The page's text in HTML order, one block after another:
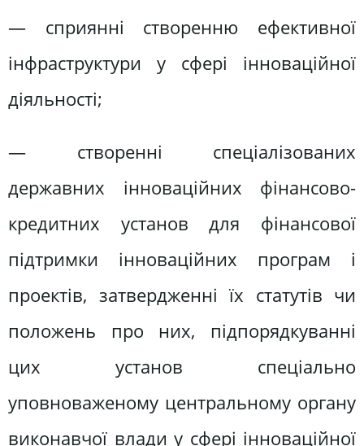
— сприянні створенню ефективної
інфраструктури у сфері інноваційної
діяльності;
— створенні спеціалізованих
державних інноваційних фінансово-
кредитних установ для фінансової
підтримки інноваційних програм і
проектів, затвердженні їх статутів чи
положень про них, підпорядкуванні
цих установ спеціально
уповноваженому центральному органу
виконавчої влади у сфері інноваційної